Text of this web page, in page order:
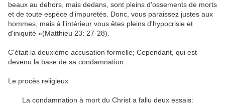
beaux au dehors mais dedans, sont pleins d'ossements de morts
et de toute espèce d'impuretés. Donc, vous paraissez justes aux
hommes mais à l'intérieur vous êtes pleins d'hypocrisie et
d'iniquité »(Matthieu 23: 27-28)
C'était la deuxième accusation formelle; Cependant qui est
devenu la base de sa condamnation
Le procès religieux
La condamnation à mort du Christ a fallu deux essais: